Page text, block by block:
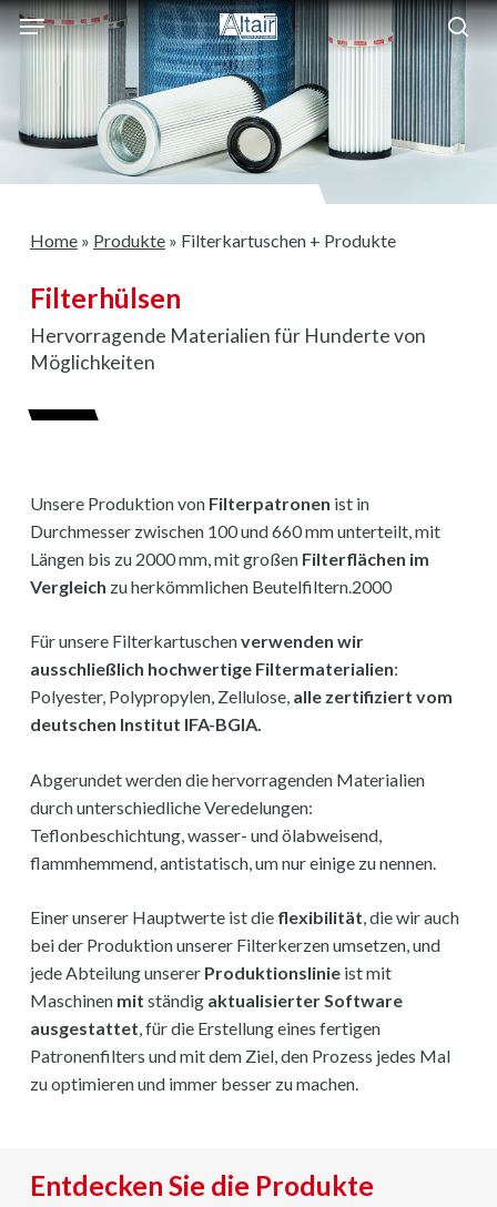
Skip
to
Menu
Home» Produkte» Filterkartuschen + Produkte
Filterhülsen
Hervorragende Materialien für Hunderte von
Möglichkeiten
Unsere Produktion von Filterpatronen ist in
Durchmesser zwischen 100 und 660 mm unterteilt, mit
Längen bis zu 2000 mm, mit großen Filterflächen im
Vergleich zu herkömmlichen Beutelfiltern.2000
Für unsere Filterkartuschenverwenden wir
ausschließlich hochwertige Filtermaterialien:
Polyester, Polypropylen, Zellulose, alle zertifiziert vom
deutschen Institut IFA-BGIA.
Abgerundet werden die hervorragenden Materialien
durch unterschiedliche Veredelungen:
Teflonbeschichtung, wasser- und ölabweisend,
flammhemmend, antistatisch, um nur einige zu nennen.
Einer unserer Hauptwerte ist die flexibilität, die wir auch
bei der Produktion unserer Filterkerzen umsetzen, und
jede Abteilung unserer Produktionslinieist mit
Maschinen mit ständig aktualisierter Software
ausgestattet, für die Erstellung eines fertigen
Patronenfilters und mit dem Ziel, den Prozess jedes Mal
zu optimieren und immer besser zu machen.
Entdecken Sie die Produkte